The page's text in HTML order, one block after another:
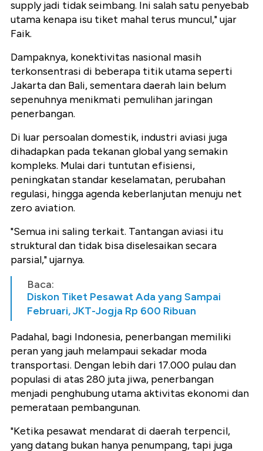
supply jadi tidak seimbang. Ini salah satu penyebab
utama kenapa isu tiket mahal terus muncul," ujar
Faik.
Dampaknya, konektivitas nasional masih
terkonsentrasi di beberapa titik utama seperti
Jakarta dan Bali, sementara daerah lain belum
sepenuhnya menikmati pemulihan jaringan
penerbangan.
Di luar persoalan domestik, industri aviasi juga
dihadapkan pada tekanan global yang semakin
kompleks. Mulai dari tuntutan efisiensi,
peningkatan standar keselamatan, perubahan
regulasi, hingga agenda keberlanjutan menuju net
zero aviation.
"Semua ini saling terkait. Tantangan aviasi itu
struktural dan tidak bisa diselesaikan secara
parsial," ujarnya.
Baca:
Diskon Tiket Pesawat Ada yang Sampai
Februari, JKT-Jogja Rp 600 Ribuan
Padahal, bagi Indonesia, penerbangan memiliki
peran yang jauh melampaui sekadar moda
transportasi. Dengan lebih dari 17.000 pulau dan
populasi di atas 280 juta jiwa, penerbangan
menjadi penghubung utama aktivitas ekonomi dan
pemerataan pembangunan.
"Ketika pesawat mendarat di daerah terpencil,
yang datang bukan hanya penumpang, tapi juga